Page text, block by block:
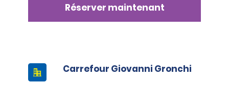
Réserver maintenant
Carrefour Giovanni Gronchi